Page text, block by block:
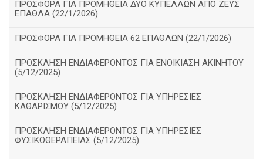
ΠΡΟΣΦΟΡΑ ΓΙΑ ΠΡΟΜΗΘΕΙΑ ΔΥΟ ΚΥΠΕΛΛΩΝ ΑΠΟ ΖΕΥΣ
ΕΠΑΘΛΑ (22/1/2026)
ΠΡΟΣΦΟΡΑ ΓΙΑ ΠΡΟΜΗΘΕΙΑ 62 ΕΠΑΘΛΩΝ (22/1/2026)
ΠΡΟΣΚΛΗΣΗ ΕΝΔΙΑΦΕΡΟΝΤΟΣ ΓΙΑ ΕΝΟΙΚΙΑΣΗ ΑΚΙΝΗΤΟΥ
(5/12/2025)
ΠΡΟΣΚΛΗΣΗ ΕΝΔΙΑΦΕΡΟΝΤΟΣ ΓΙΑ ΥΠΗΡΕΣΙΕΣ
ΚΑΘΑΡΙΣΜΟΥ (5/12/2025)
ΠΡΟΣΚΛΗΣΗ ΕΝΔΙΑΦΕΡΟΝΤΟΣ ΓΙΑ ΥΠΗΡΕΣΙΕΣ
ΦΥΣΙΚΟΘΕΡΑΠΕΙΑΣ (5/12/2025)